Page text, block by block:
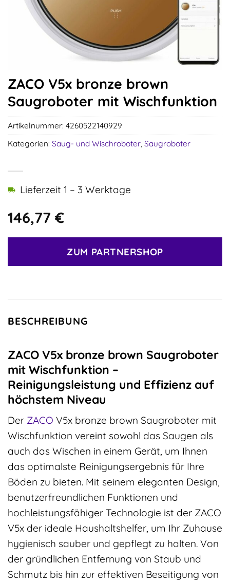
ZACO V5x bronze brown
Saugroboter mit Wischfunktion
146,77€
Lieferzeit 1 – 3 Werktage
ZUM PARTNERSHOP
Artikelnummer: 4260522140929
Kategorien: Saug- und Wischroboter, Saugroboter
BESCHREIBUNG
ZACO V5x bronze brown Saugroboter
mit Wischfunktion –
Reinigungsleistung und Effizienz auf
höchstem Niveau
Der ZACO V5x bronze brown Saugroboter mit
Wischfunktion vereint sowohl das Saugen als
auch das Wischen in einem Gerät, um Ihnen
das optimalste Reinigungsergebnis für Ihre
Böden zu bieten. Mit seinem eleganten Design,
benutzerfreundlichen Funktionen und
hochleistungsfähiger Technologie ist der ZACO
V5x der ideale Haushaltshelfer, um Ihr Zuhause
hygienisch sauber und gepflegt zu halten. Von
der gründlichen Entfernung von Staub und
Schmutz bis hin zur effektiven Beseitigung von